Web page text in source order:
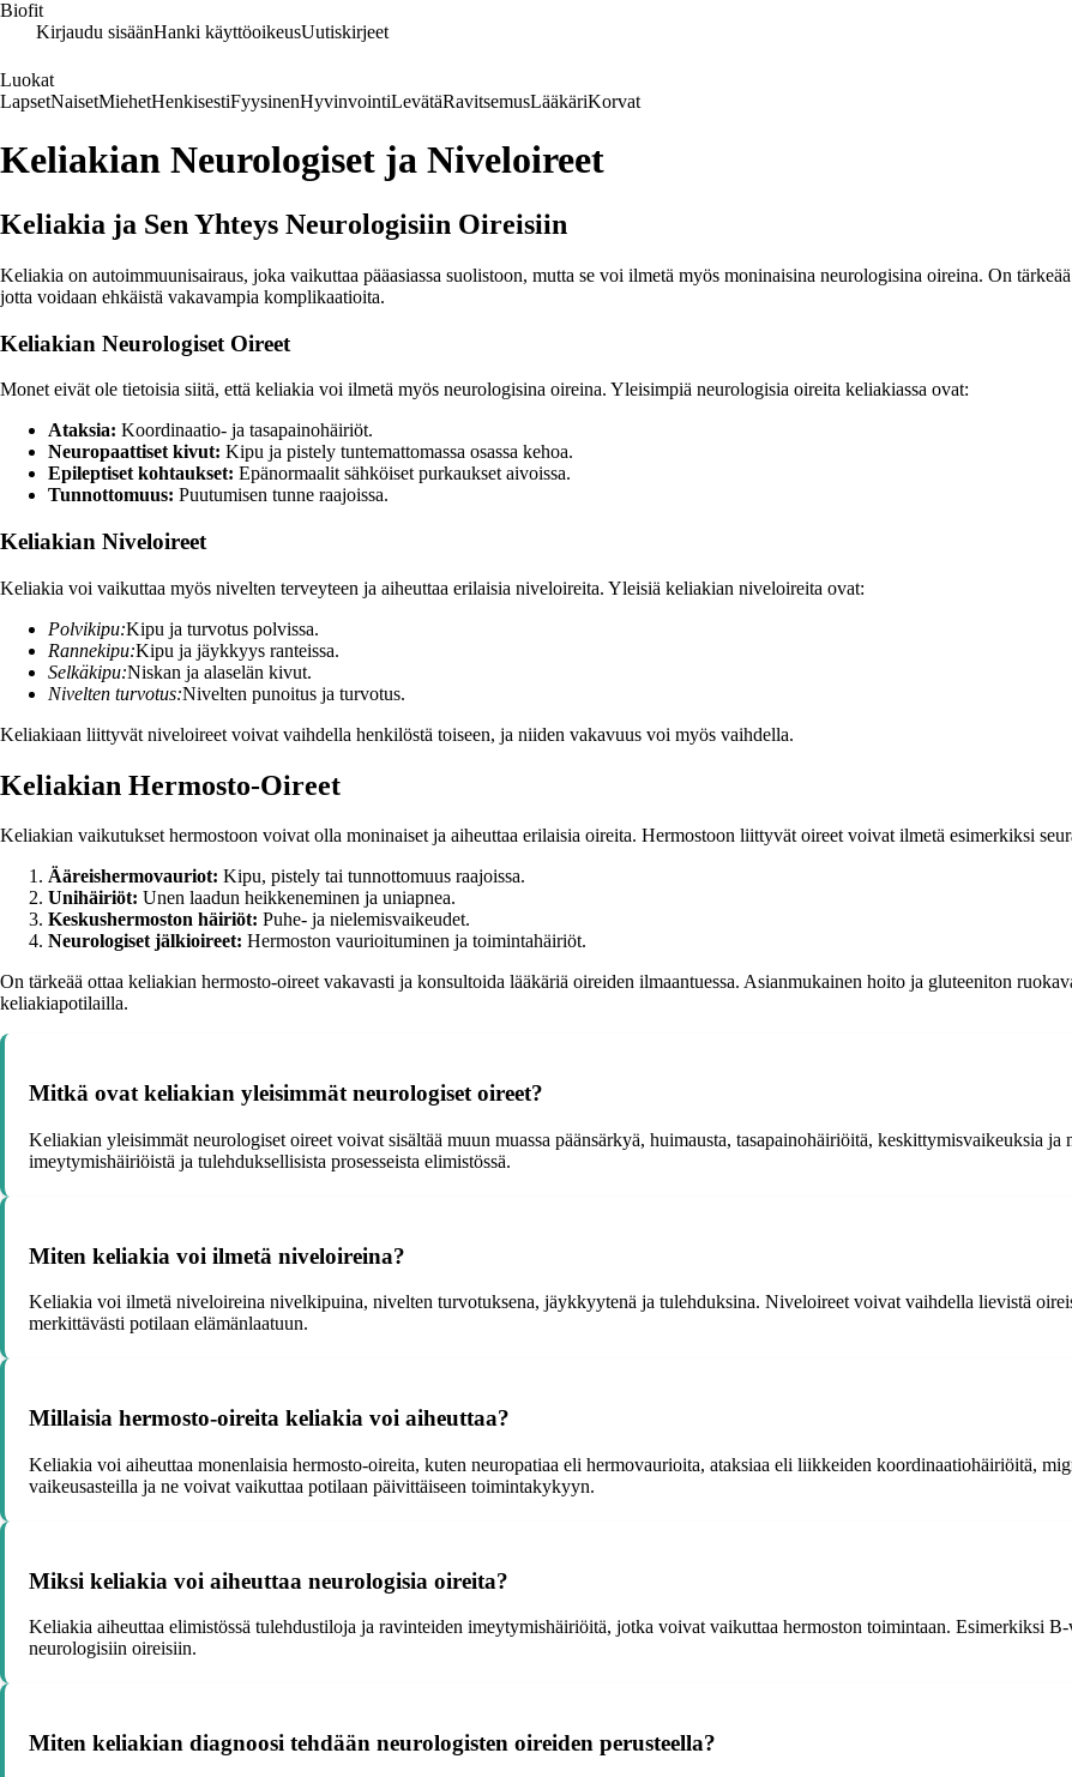
Biofit
Kirjaudu sisäänHanki käyttöoikeusUutiskirjeet
Luokat
LapsetNaisetMiehetHenkisestiFyysinenHyvinvointiLevätäRavitsemusLääkäriKorvat
Keliakian Neurologiset ja Niveloireet
Keliakia ja Sen Yhteys Neurologisiin Oireisiin
Keliakia on autoimmuunisairaus, joka vaikuttaa pääasiassa suolistoon, mutta se voi ilmetä myös moninaisina neurologisina oireina. On
jotta voidaan ehkäistä vakavampia komplikaatioita.
Keliakian Neurologiset Oireet
Monet eivät ole tietoisia siitä, että keliakia voi ilmetä myös neurologisina oireina. Yleisimpiä neurologisia oireita keliakiassa ovat:
Ataksia: Koordinaatio- ja tasapainohäiriöt.
Neuropaattiset kivut: Kipu ja pistely tuntemattomassa osassa kehoa.
Epileptiset kohtaukset: Epänormaalit sähköiset purkaukset aivoissa.
Tunnottomuus: Puutumisen tunne raajoissa.
Keliakian Niveloireet
Keliakia voi vaikuttaa myös nivelten terveyteen ja aiheuttaa erilaisia niveloireita. Yleisiä keliakian niveloireita ovat:
Polvikipu:Kipu ja turvotus polvissa.
Rannekipu:Kipu ja jäykkyys ranteissa.
Selkäkipu:Niskan ja alaselän kivut.
Nivelten turvotus:Nivelten punoitus ja turvotus.
Keliakiaan liittyvät niveloireet voivat vaihdella henkilöstä toiseen, ja niiden vakavuus voi myös vaihdella.
Keliakian Hermosto-Oireet
Keliakian vaikutukset hermostoon voivat olla moninaiset ja aiheuttaa erilaisia oireita. Hermostoon liittyvät oireet voivat ilmetä esimerkiksi
Ääreishermovauriot: Kipu, pistely tai tunnottomuus raajoissa.
Unihäiriöt: Unen laadun heikkeneminen ja uniapnea.
Keskushermoston häiriöt: Puhe- ja nielemisvaikeudet.
Neurologiset jälkioireet: Hermoston vaurioituminen ja toimintahäiriöt.
On tärkeää ottaa keliakian hermosto-oireet vakavasti ja konsultoida lääkäriä oireiden ilmaantuessa. Asianmukainen hoito ja gluteeniton
keliakiapotilailla.
Mitkä ovat keliakian yleisimmät neurologiset oireet?
Keliakian yleisimmät neurologiset oireet voivat sisältää muun muassa päänsärkyä, huimausta, tasapainohäiriöitä, keskittymisvaikeuksia
imeytymishäiriöistä ja tulehduksellisista prosesseista elimistössä.
Miten keliakia voi ilmetä niveloireina?
Keliakia voi ilmetä niveloireina nivelkipuina, nivelten turvotuksena, jäykkyytenä ja tulehduksina. Niveloireet voivat vaihdella lievistä
merkittävästi potilaan elämänlaatuun.
Millaisia hermosto-oireita keliakia voi aiheuttaa?
Keliakia voi aiheuttaa monenlaisia hermosto-oireita, kuten neuropatiaa eli hermovaurioita, ataksiaa eli liikkeiden koordinaatiohäiriöitä,
vaikeusasteilla ja ne voivat vaikuttaa potilaan päivittäiseen toimintakykyyn.
Miksi keliakia voi aiheuttaa neurologisia oireita?
Keliakia aiheuttaa elimistössä tulehdustiloja ja ravinteiden imeytymishäiriöitä, jotka voivat vaikuttaa hermoston toimintaan. Esimerkiksi
neurologisiin oireisiin.
Miten keliakian diagnoosi tehdään neurologisten oireiden perusteella?